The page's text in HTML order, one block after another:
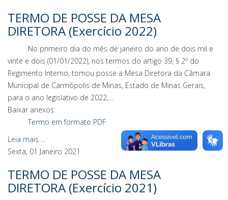
TERMO DE POSSE DA MESA
DIRETORA (Exercício 2022)
No primeiro dia do mês de janeiro do ano de dois mil e
vinte e dois (01/01/2022), nos termos do artigo 39, § 2º do
Regimento Interno, tomou posse a Mesa Diretora da Câmara
Municipal de Carmópolis de Minas, Estado de Minas Gerais,
para o ano legislativo de 2022,…
Baixar anexos:
Termo em formato PDF
Leia mais ...
Sexta, 01 Janeiro 2021
TERMO DE POSSE DA MESA
DIRETORA (Exercício 2021)